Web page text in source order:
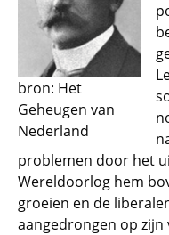
bron: Het
Geheugen van
Nederland
problemen door het
Wereldoorlog hem
groeien en de
aangedrongen op zijn